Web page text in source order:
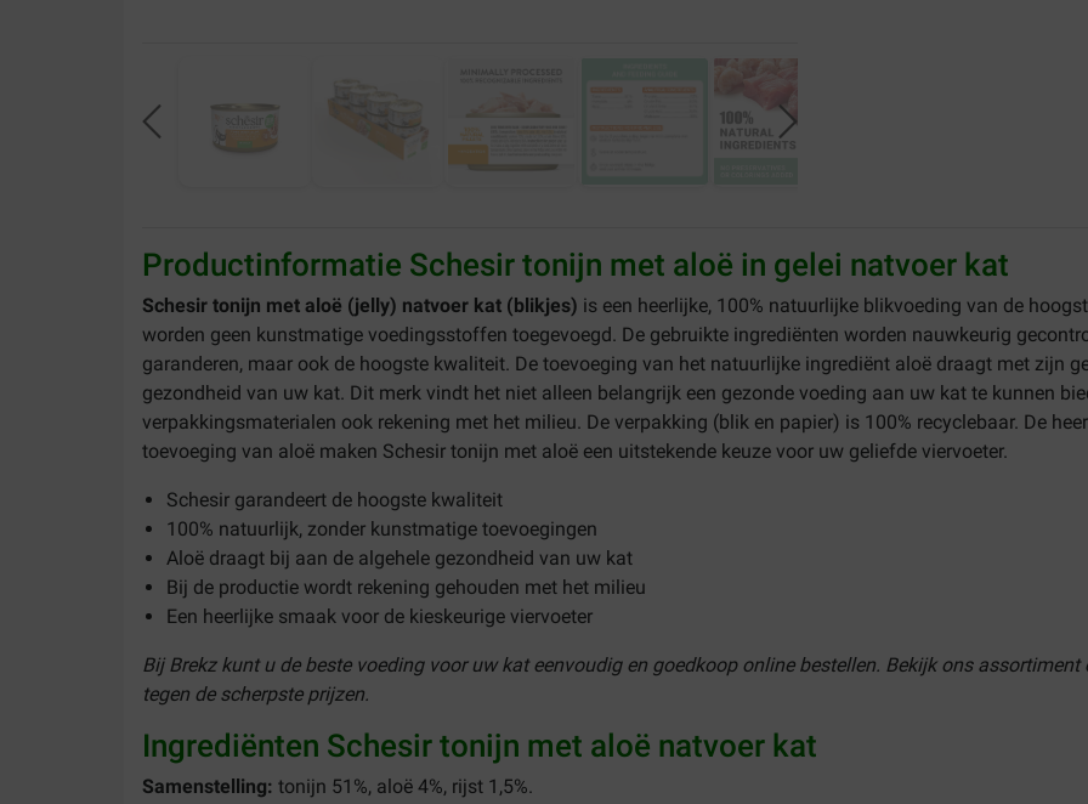
Productinformatie Schesir tonijn met aloë in gelei natvoer kat
Schesir tonijn met aloë (jelly) natvoer kat (blikjes) is een heerlijke, 100% natuurlijke blikvoeding van de
worden geen kunstmatige voedingsstoffen toegevoegd. De gebruikte ingrediënten worden nauwkeurig
garanderen, maar ook de hoogste kwaliteit. De toevoeging van het natuurlijke ingrediënt aloë draagt met zijn
gezondheid van uw kat. Dit merk vindt het niet alleen belangrijk een gezonde voeding aan uw kat te kunnen
verpakkingsmaterialen ook rekening met het milieu. De verpakking (blik en papier) is 100% recyclebaar. De
toevoeging van aloë maken Schesir tonijn met aloë een uitstekende keuze voor uw geliefde viervoeter.
Schesir garandeert de hoogste kwaliteit
100% natuurlijk, zonder kunstmatige toevoegingen
Aloë draagt bij aan de algehele gezondheid van uw kat
Bij de productie wordt rekening gehouden met het milieu
Een heerlijke smaak voor de kieskeurige viervoeter
Bij Brekz kunt u de beste voeding voor uw kat eenvoudig en goedkoop online bestellen. Bekijk ons
tegen de scherpste prijzen.
Ingrediënten Schesir tonijn met aloë natvoer kat
Samenstelling: tonijn 51%, aloë 4%, rijst 1,5%.